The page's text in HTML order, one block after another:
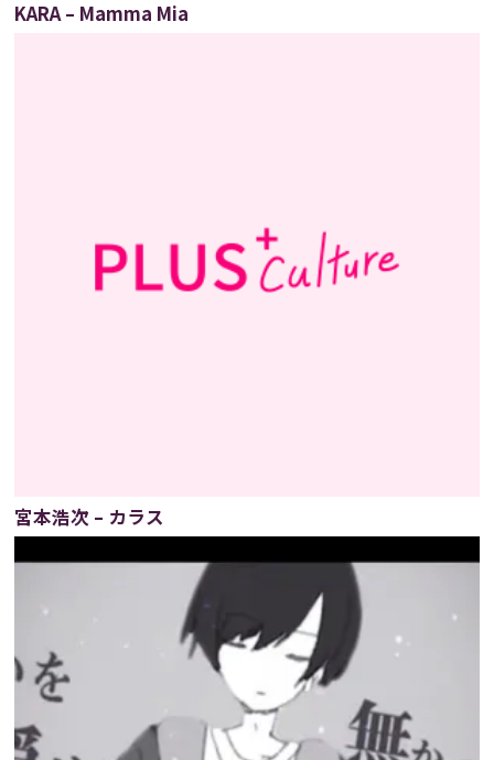
KARA – Mamma Mia
宮本浩次 – カラス